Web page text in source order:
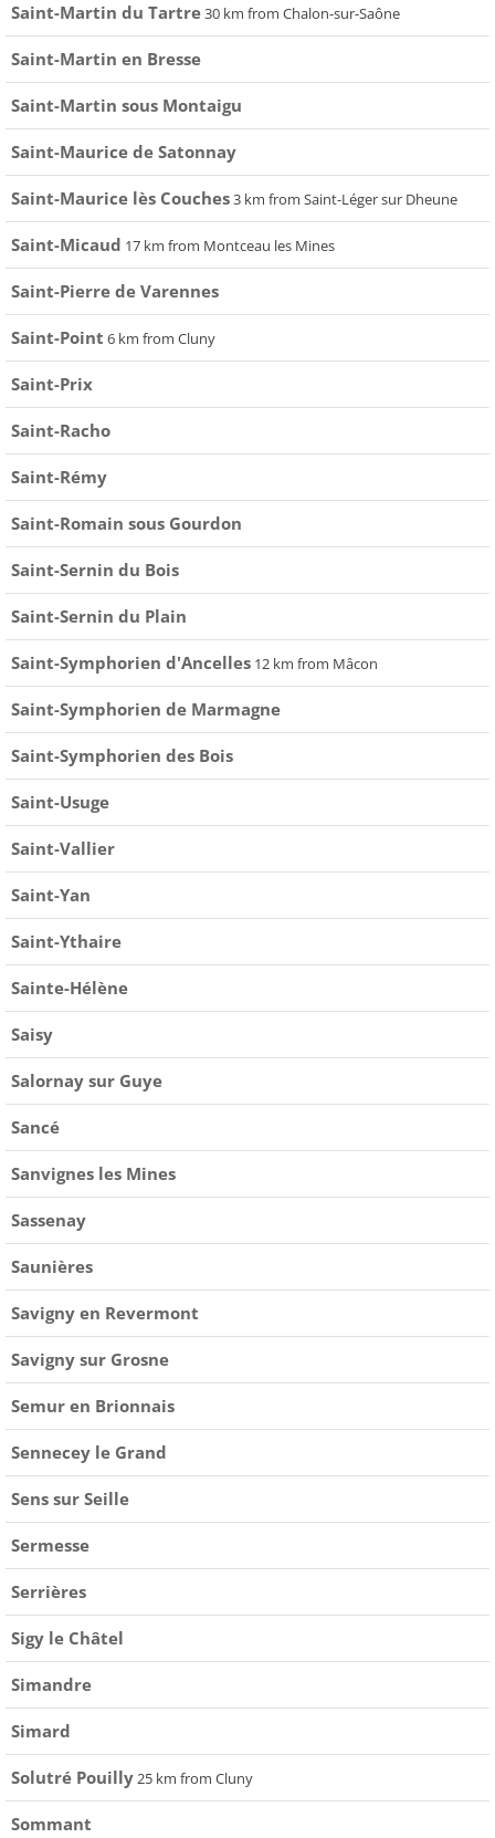
Saint-Martin du Tartre30 km from Chalon-sur-Saône
Saint-Martin en Bresse
Saint-Martin sous Montaigu
Saint-Maurice de Satonnay
Saint-Maurice lès Couches3 km from Saint-Léger sur Dheune
Saint-Micaud 17 km from Montceau les Mines
Saint-Pierre de Varennes
Saint-Point 6 km from Cluny
Saint-Prix
Saint-Racho
Saint-Rémy
Saint-Romain sous Gourdon
Saint-Sernin du Bois
Saint-Sernin du Plain
Saint-Symphorien d'Ancelles 12 km from Mâcon
Saint-Symphorien de Marmagne
Saint-Symphorien des Bois
Saint-Usuge
Saint-Vallier
Saint-Yan
Saint-Ythaire
Sainte-Hélène
Saisy
Salornay sur Guye
Sancé
Sanvignes les Mines
Sassenay
Saunières
Savigny en Revermont
Savigny sur Grosne
Semur en Brionnais
Sennecey le Grand
Sens sur Seille
Sermesse
Serrières
Sigy le Châtel
Simandre
Simard
Solutré Pouilly25 km from Cluny
Sommant